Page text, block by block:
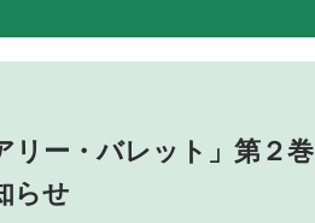
リー・バレット」第２巻
らせ